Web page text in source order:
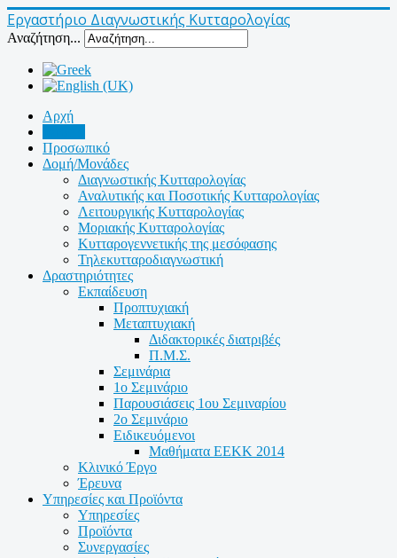
Εργαστήριο Διαγνωστικής Κυτταρολογίας
Αναζήτηση...
Αρχή
Προσωπικό
Δομή/Μονάδες
Διαγνωστικής Κυτταρολογίας
Αναλυτικής και Ποσοτικής Κυτταρολογίας
Λειτουργικής Κυτταρολογίας
Μοριακής Κυτταρολογίας
Κυτταρογεννετικής της μεσόφασης
Τηλεκυτταροδιαγνωστική
Δραστηριότητες
Εκπαίδευση
Προπτυχιακή
Μεταπτυχιακή
Διδακτορικές διατριβές
Π.Μ.Σ.
Σεμινάρια
1ο Σεμινάριο
Παρουσιάσεις 1ου Σεμιναρίου
2ο Σεμινάριο
Ειδικευόμενοι
Μαθήματα ΕΕΚΚ 2014
Κλινικό Έργο
Έρευνα
Υπηρεσίες και Προϊόντα
Υπηρεσίες
Προϊόντα
Συνεργασίες